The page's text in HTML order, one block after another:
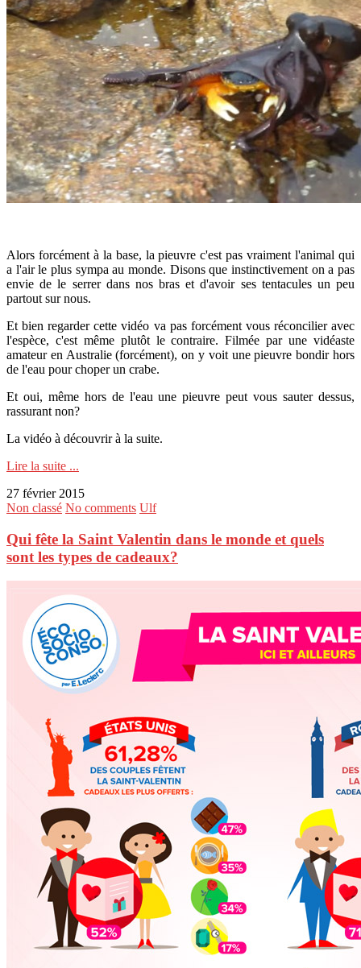
Alors forcément à la base, la pieuvre c'est pas vraiment l'animal qui
a l'air le plus sympa au monde. Disons que instinctivement on a pas
envie de le serrer dans nos bras et d'avoir ses tentacules un peu
partout sur nous.
Et bien regarder cette vidéo va pas forcément vous réconcilier avec
l'espèce, c'est même plutôt le contraire. Filmée par une vidéaste
amateur en Australie (forcément), on y voit une pieuvre bondir hors
de l'eau pour choper un crabe.
Et oui, même hors de l'eau une pieuvre peut vous sauter dessus,
rassurant non?
La vidéo à découvrir à la suite.
Lire la suite ...
27 février 2015
Non classé No comments Ulf
Qui fête la Saint Valentin dans le monde et quels
sont les types de cadeaux?